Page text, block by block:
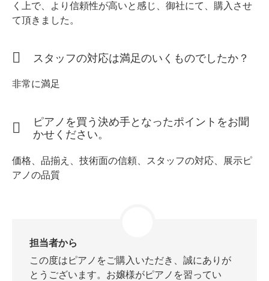
スタッフ紹介
く上で、より信頼性が高いと感じ、御社にて、購入させ
て頂きました。
スタッフの対応は満足のいくものでしたか？
非常に満足
ピアノを買う決め手となったポイントをお聞
かせください。
価格、品揃え、技術面の信頼、スタッフの対応、展示ピ
アノの品質
担当者から
この度はピアノをご購入いただき、誠にありが
とうございます。お嬢様がピアノを習ってい